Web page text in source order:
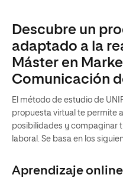
Descubre un
adaptado a la
Máster en
Comunicación
El método de estudio de
propuesta virtual te permite
posibilidades y compaginar
laboral. Se basa en los
Aprendizajeonline